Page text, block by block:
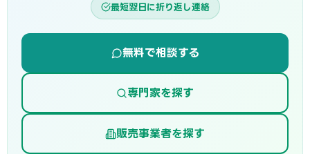
最短翌日に折り返し連絡
無料で相談する
専門家を探す
販売事業者を探す